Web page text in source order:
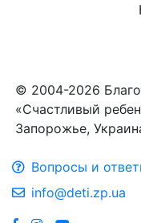
© 2004-2026
«Счастливый
Запорожье,
Вопросы и
info@deti.zp.ua